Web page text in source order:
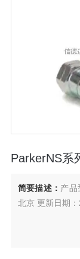
ParkerNS系
简要描述： 产品
北京 更新日期